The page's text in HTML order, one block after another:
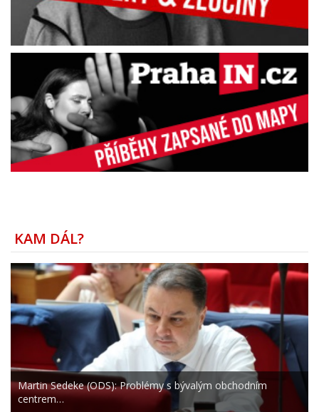
KAM DÁL?
Martin Sedeke (ODS): Problémy s bývalým obchodním
centrem…